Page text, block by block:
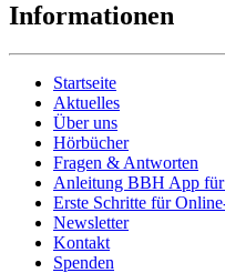
Informationen
Startseite
Aktuelles
Über uns
Hörbücher
Fragen & Antworten
Anleitung BBH App für
Erste Schritte für
Newsletter
Kontakt
Spenden